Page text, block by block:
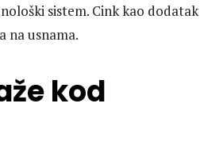
sistem. Cink kao dodatak
na usnama.
kod